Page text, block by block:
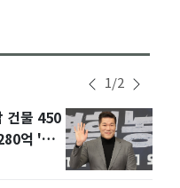
1/2
건물 450
억 '잭